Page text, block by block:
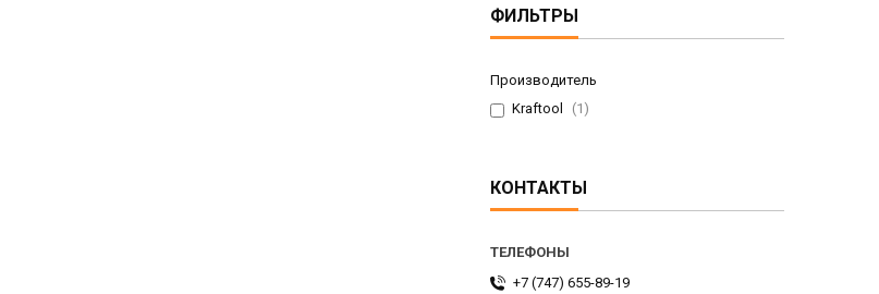
ФИЛЬТРЫ
Производитель
Kraftool
1
КОНТАКТЫ
+7 (747) 655-89-19